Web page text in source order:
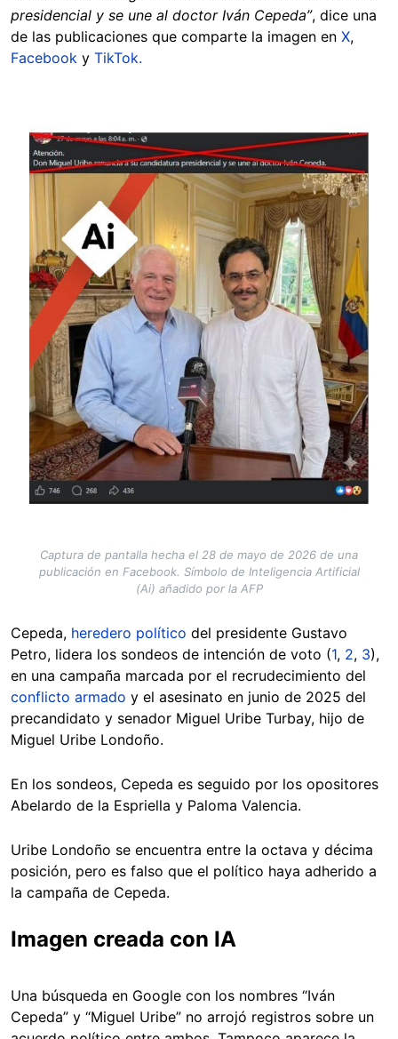
presidencial y se une al doctor Iván Cepeda”, dice una
de las publicaciones que comparte la imagen en X,
Facebook y TikTok.
Captura de pantalla hecha el 28 de mayo de 2026 de una
publicación en Facebook. Símbolo de Inteligencia Artificial
(Ai) añadido por la AFP
Cepeda, heredero político del presidente Gustavo
Petro, lidera los sondeos de intención de voto (1, 2, 3),
en una campaña marcada por el recrudecimiento del
conflicto armado y el asesinato en junio de 2025 del
precandidato y senador Miguel Uribe Turbay, hijo de
Miguel Uribe Londoño.
En los sondeos, Cepeda es seguido por los opositores
Abelardo de la Espriella y Paloma Valencia.
Uribe Londoño se encuentra entre la octava y décima
posición, pero es falso que el político haya adherido a
la campaña de Cepeda.
Imagen creada con IA
Una búsqueda en Google con los nombres “Iván
Cepeda” y “Miguel Uribe” no arrojó registros sobre un